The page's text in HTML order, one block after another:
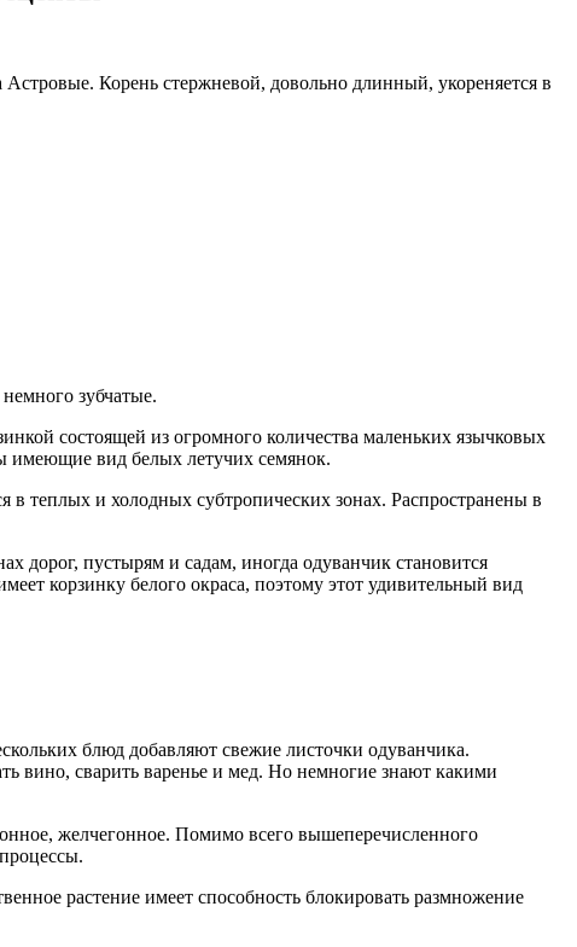
Корень стержневой, довольно длинный, укореняется в
зубчатые.
состоящей из огромного количества маленьких язычковых
имеющие вид белых летучих семянок.
теплых и холодных субтропических зонах. Распространены в
дорог, пустырям и садам, иногда одуванчик становится
корзинку белого окраса, поэтому этот удивительный вид
блюд добавляют свежие листочки одуванчика.
вино, сварить варенье и мед. Но немногие знают какими
желчегонное. Помимо всего вышеперечисленного
растение имеет способность блокировать размножение